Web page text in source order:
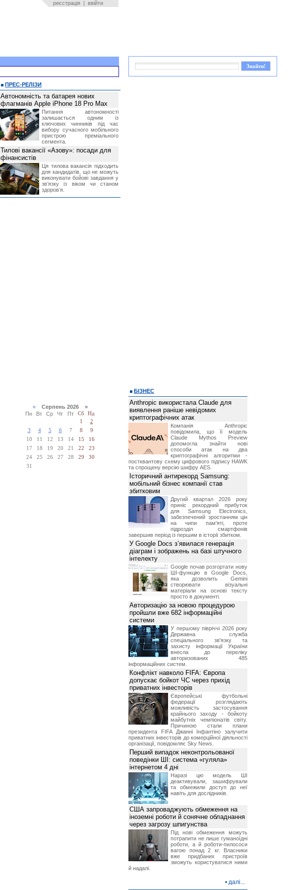
реєстрація | ввійти
ПРЕС-РЕЛІЗИ
Автономність та батарея нових
флагманів Apple iPhone 18 Pro Max
Питання автономності
залишається одним із
ключових чинників під час
вибору сучасного мобільного
пристрою преміального
сегмента.
Тилові вакансії «Азову»: посади для
фінансистів
Ця тилова вакансія підходить
для кандидатів, що не можуть
виконувати бойові завдання у
звʼязку із віком чи станом
здоровʼя.
«Серпень 2026 »
Пн
Вт Ср Чт Пт Сб
Нд
1
2
3
4 5 6 7 8
9
10
11 12 13 14 15
16
17
18 19 20 21 22
23
24
25 26 27 28 29
30
31
БІЗНЕС
Anthropic використала Claude для
виявлення раніше невідомих
криптографічних атак
Компанія Anthropic
повідомила, що її модель
Claude Mythos Preview
допомогла знайти нові
способи атак на два
криптографічні алгоритми -
постквантову схему цифрового підпису HAWK
та спрощену версію шифру AES.
Історичний антирекорд Samsung:
мобільний бізнес компанії став
збитковим
Другий квартал 2026 року
приніс рекордний прибуток
для Samsung Electronics,
забезпечений зростанням цін
на чипи пам'яті, проте
підрозділ смартфонів
завершив період із першим в історії збитком.
У Google Docs з’явилася генерація
діаграм і зображень на базі штучного
інтелекту
Google почав розгортати нову
ШІ-функцію в Google Docs,
яка дозволить Gemini
створювати візуальні
матеріали на основі тексту
просто в документі.
Авторизацію за новою процедурою
пройшли вже 682 інформаційні
системи
У першому півріччі 2026 року
Державна служба
спеціального зв'язку та
захисту інформації України
внесла до переліку
авторизованих 485
інформаційних систем.
Конфлікт навколо FIFA: Європа
допускає бойкот ЧС через прихід
приватних інвесторів
Європейські футбольні
федерації розглядають
можливість застосування
крайнього заходу - бойкоту
майбутніх чемпіонатів світу.
Причиною стали плани
президента FIFA Джанні Інфантіно залучити
приватних інвесторів до комерційної діяльності
організації, повідомляє Sky News.
Перший випадок неконтрольованої
поведінки ШІ: система «гуляла»
інтернетом 4 дні
Наразі цю модель ШІ
деактивували, зашифрували
та обмежили доступ до неї
навіть для дослідників.
США запроваджують обмеження на
іноземні роботи й сонячне обладнання
через загрозу шпигунства
Під нові обмеження можуть
потрапити не лише гуманоїдні
роботи, а й роботи-пилососи
вагою понад 2 кг. Власники
вже придбаних пристроїв
зможуть користуватися ними
й надалі.
• далі...